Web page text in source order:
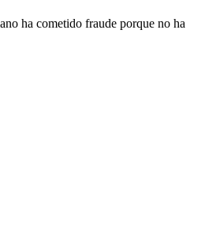
ha cometido fraude porque no ha